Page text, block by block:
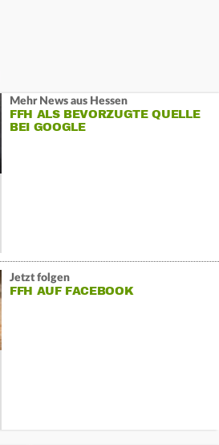
Mehr News aus Hessen
FFH ALS BEVORZUGTE QUELLE
BEI GOOGLE
Jetzt folgen
FFH AUF FACEBOOK